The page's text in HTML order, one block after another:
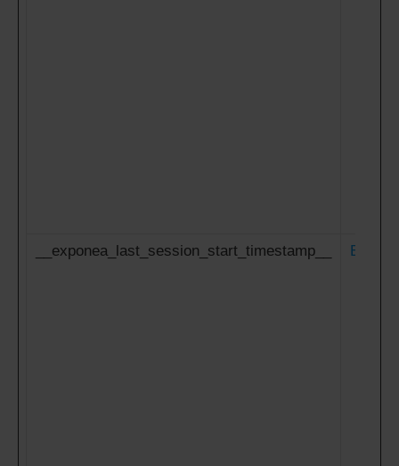
__exponea_last_session_start_timestamp__